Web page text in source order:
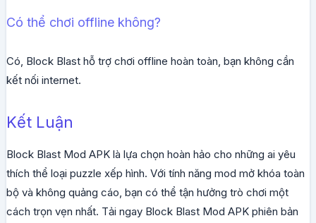
Có thể chơi offline không?
Có, Block Blast hỗ trợ chơi offline hoàn toàn, bạn không cần
kết nối internet.
Kết Luận
Block Blast Mod APK là lựa chọn hoàn hảo cho những ai yêu
thích thể loại puzzle xếp hình. Với tính năng mod mở khóa toàn
bộ và không quảng cáo, bạn có thể tận hưởng trò chơi một
cách trọn vẹn nhất. Tải ngay Block Blast Mod APK phiên bản